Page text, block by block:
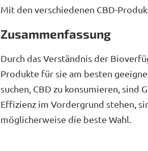
Mit den verschiedenen CBD-
Zusammenfassung
Durch das Verständnis der
Produkte für sie am besten
suchen, CBD zu konsumieren,
Effizienz im Vordergrund stehen,
möglicherweise die beste Wahl.